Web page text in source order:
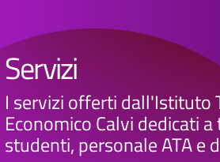
Servizi
I servizi offerti dall'Istituto
Economico Calvi dedicati
studenti, personale ATA e